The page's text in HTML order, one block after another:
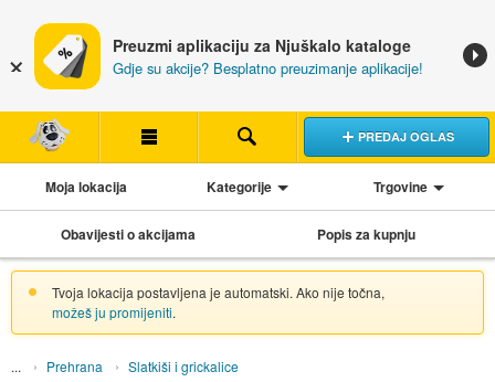
Preuzmi aplikaciju za Njuškalo kataloge
Gdje su akcije? Besplatno preuzimanje aplikacije!
PREDAJ OGLAS
Moja lokacija Kategorije Trgovine
Obavijesti o akcijama Popis za kupnju
Tvoja lokacija postavljena je automatski. Ako nije točna,
možeš ju promijeniti.
Prehrana Slatkiši i grickalice